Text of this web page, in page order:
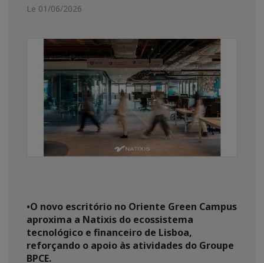
Le 01/06/2026
•O novo escritório no Oriente Green Campus
aproxima a Natixis do ecossistema
tecnológico e financeiro de Lisboa,
reforçando o apoio às atividades do Groupe
BPCE.